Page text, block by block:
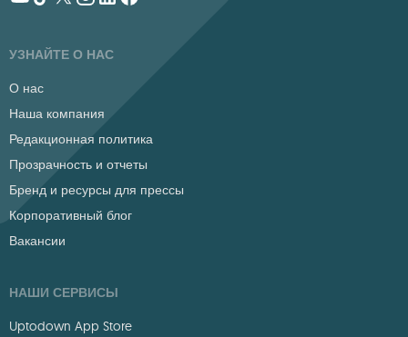
УЗНАЙТЕ О НАС
О нас
Наша компания
Редакционная политика
Прозрачность и отчеты
Бренд и ресурсы для прессы
Корпоративный блог
Вакансии
НАШИ СЕРВИСЫ
Uptodown App Store